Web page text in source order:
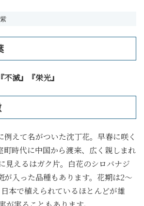
不滅』『栄光』
例えて名がついた沈丁花。 早春に咲く
町時代に中国から渡来、広く親しまれ
見えるはガク片。白花のシロバナジ
が入った品種もあります。花期は2～
本で植えられているほとんどが雄